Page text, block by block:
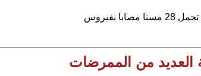
العديد من الممرضات